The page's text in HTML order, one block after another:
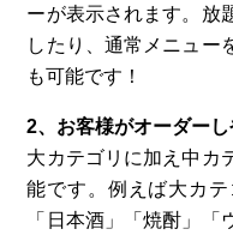
ーが表示されます。放
したり、通常メニュー
も可能です！
2、お客様がオーダー
大カテゴリに加え中カ
能です。例えば大カ
「日本酒」「焼酎」